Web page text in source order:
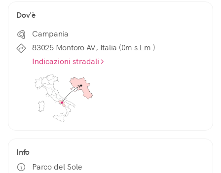
Dov'è
Campania
83025 Montoro AV, Italia (0m s.l.m.)
Indicazioni stradali
Info
Parco del Sole